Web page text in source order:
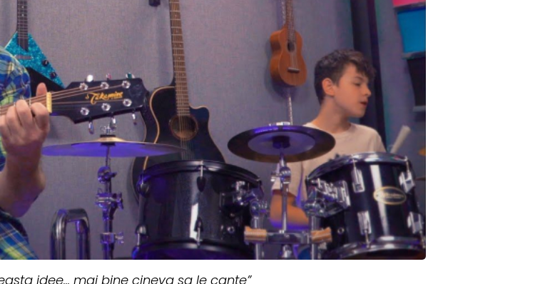
idee... mai bine cineva sa le cante”